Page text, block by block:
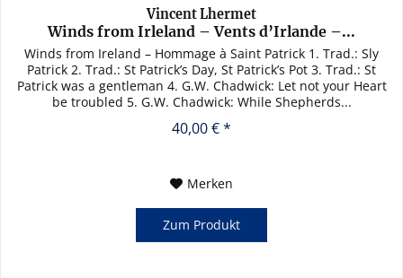
Vincent Lhermet
Winds from Irleland – Vents d’Irlande –...
Winds from Ireland – Hommage à Saint Patrick 1. Trad.: Sly
Patrick 2. Trad.: St Patrick’s Day, St Patrick’s Pot 3. Trad.: St
Patrick was a gentleman 4. G.W. Chadwick: Let not your Heart
be troubled 5. G.W. Chadwick: While Shepherds...
40,00 € *
Merken
Zum Produkt